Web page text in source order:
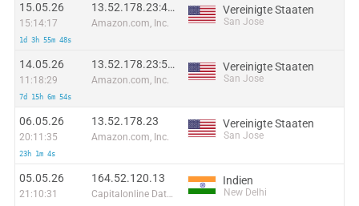
15.05.26
15:14:17
1d 3h 55m 48s
13.52.178.23:45374
Amazon.com, Inc.
Vereinigte Staaten
San Jose
14.05.26
11:18:29
7d 15h 6m 54s
13.52.178.23:53642
Amazon.com, Inc.
Vereinigte Staaten
San Jose
06.05.26
20:11:35
23h 1m 4s
13.52.178.23
Amazon.com, Inc.
Vereinigte Staaten
San Jose
05.05.26
21:10:31
164.52.120.13
Capitalonline Data Service (HK) Co
Indien
New Delhi